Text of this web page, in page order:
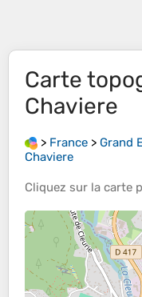
Carte
Chaviere
> France > Grand
Chaviere
Cliquez sur la carte